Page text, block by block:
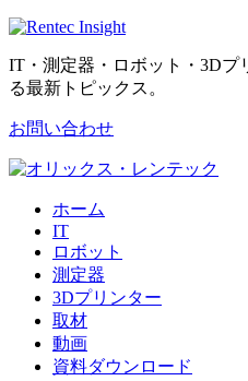
IT・測定器・ロボット・3Dプ
る最新トピックス。
お問い合わせ
ホーム
IT
ロボット
測定器
3Dプリンター
取材
動画
資料ダウンロード